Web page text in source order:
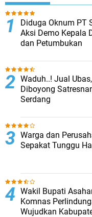
Diduga Oknum PT
Aksi Demo Kepala
dan Petumbukan
Waduh..! Jual
Diboyong
Serdang
Warga dan
Sepakat Tunggu
Wakil Bupati
Komnas
Wujudkan